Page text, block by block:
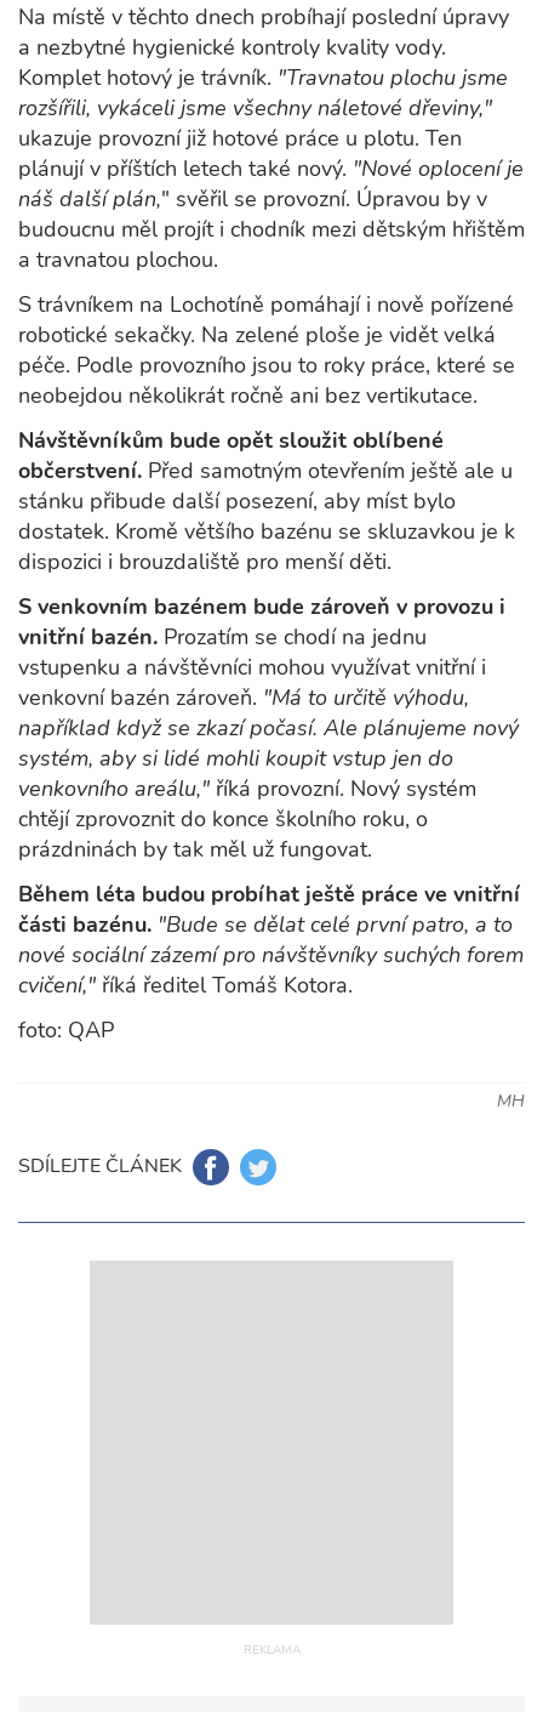
Na místě v těchto dnech probíhají poslední úpravy
a nezbytné hygienické kontroly kvality vody.
Komplet hotový je trávník. "Travnatou plochu jsme
rozšířili, vykáceli jsme všechny náletové dřeviny,"
ukazuje provozní již hotové práce u plotu. Ten
plánují v příštích letech také nový. "Nové oplocení je
náš další plán," svěřil se provozní. Úpravou by v
budoucnu měl projít i chodník mezi dětským hřištěm
a travnatou plochou.
S trávníkem na Lochotíně pomáhají i nově pořízené
robotické sekačky. Na zelené ploše je vidět velká
péče. Podle provozního jsou to roky práce, které se
neobejdou několikrát ročně ani bez vertikutace.
Návštěvníkům bude opět sloužit oblíbené
občerstvení. Před samotným otevřením ještě ale u
stánku přibude další posezení, aby míst bylo
dostatek. Kromě většího bazénu se skluzavkou je k
dispozici i brouzdaliště pro menší děti.
S venkovním bazénem bude zároveň v provozu i
vnitřní bazén. Prozatím se chodí na jednu
vstupenku a návštěvníci mohou využívat vnitřní i
venkovní bazén zároveň. "Má to určitě výhodu,
například když se zkazí počasí. Ale plánujeme nový
systém, aby si lidé mohli koupit vstup jen do
venkovního areálu," říká provozní. Nový systém
chtějí zprovoznit do konce školního roku, o
prázdninách by tak měl už fungovat.
Během léta budou probíhat ještě práce ve vnitřní
části bazénu. "Bude se dělat celé první patro, a to
nové sociální zázemí pro návštěvníky suchých forem
cvičení," říká ředitel Tomáš Kotora.
foto: QAP
MH
SDÍLEJTE ČLÁNEK